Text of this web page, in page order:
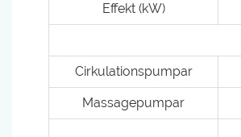
Effekt (kW)
Cirkulationspumpar
Massagepumpar